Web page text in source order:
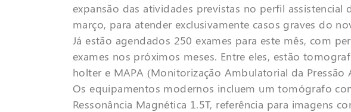
expansão das atividades previstas no perfil
março, para atender exclusivamente casos graves do
Já estão agendados 250 exames para este mês, com
exames nos próximos meses. Entre eles, estão
holter e MAPA (Monitorização Ambulatorial da Pressão
Os equipamentos modernos incluem um tomógrafo
Ressonância Magnética 1.5T, referência para imagens